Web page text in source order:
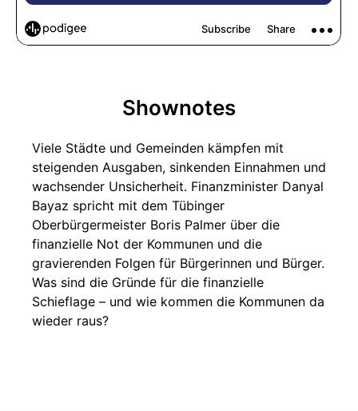
Shownotes
Viele Städte und Gemeinden kämpfen mit
steigenden Ausgaben, sinkenden Einnahmen und
wachsender Unsicherheit. Finanzminister Danyal
Bayaz spricht mit dem Tübinger
Oberbürgermeister Boris Palmer über die
finanzielle Not der Kommunen und die
gravierenden Folgen für Bürgerinnen und Bürger.
Was sind die Gründe für die finanzielle
Schieflage – und wie kommen die Kommunen da
wieder raus?